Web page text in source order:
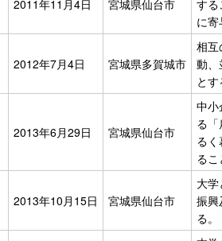
2011年11月4日 宮城県仙台市
する
に寄
2012年7月4日 宮城県多賀城市
相互
動、
とす
2013年6月29日 宮城県仙台市
中小
る
る
るこ
2013年10月15日 宮城県仙台市
大
振興
る。